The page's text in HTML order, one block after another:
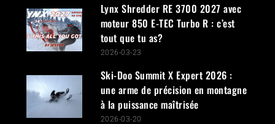
Lynx Shredder RE 3700 2027 avec
moteur 850 E-TEC Turbo R : c’est
tout que tu as?
2026-03-23
Ski-Doo Summit X Expert 2026 :
une arme de précision en montagne
à la puissance maîtrisée
2026-03-20